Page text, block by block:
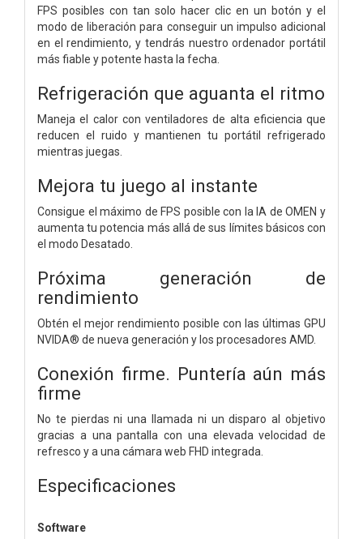
FPS posibles con tan solo hacer clic en un botón y el
modo de liberación para conseguir un impulso adicional
en el rendimiento, y tendrás nuestro ordenador portátil
más fiable y potente hasta la fecha.
Refrigeración que aguanta el ritmo
Maneja el calor con ventiladores de alta eficiencia que
reducen el ruido y mantienen tu portátil refrigerado
mientras juegas.
Mejora tu juego al instante
Consigue el máximo de FPS posible con la IA de OMEN y
aumenta tu potencia más allá de sus límites básicos con
el modo Desatado.
Próxima generación de
rendimiento
Obtén el mejor rendimiento posible con las últimas GPU
NVIDA® de nueva generación y los procesadores AMD.
Conexión firme. Puntería aún más
firme
No te pierdas ni una llamada ni un disparo al objetivo
gracias a una pantalla con una elevada velocidad de
refresco y a una cámara web FHD integrada.
Especificaciones
Software